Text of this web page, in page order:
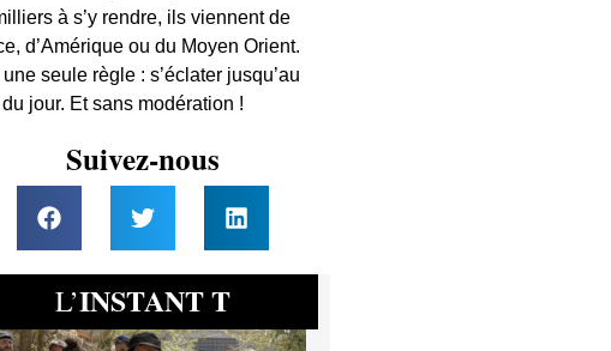
à s’y rendre, ils viennent de
d’Amérique ou du Moyen Orient.
seule règle : s’éclater jusqu’au
du jour. Et sans modération !
Suivez-nous
L’INSTANT T